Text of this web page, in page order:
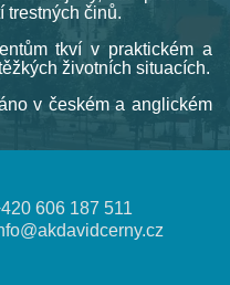
trestných činů.
tkví v praktickém a
životních situacích.
v českém a anglickém
606 187 511